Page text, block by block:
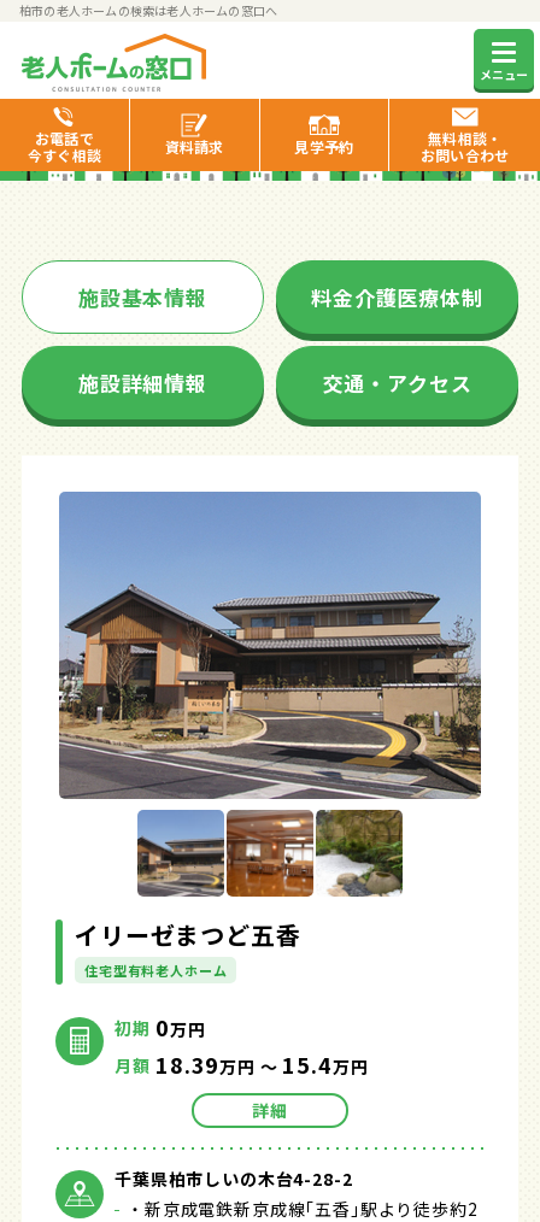
柏市の老人ホームの検索は老人ホームの窓口へ
メニュー
お電話で
今すぐ相談
資料請求 見学予約
無料相談・
お問い合わせ
イリーゼまつど五香
施設基本情報 料金介護医療体制
施設詳細情報 交通・アクセス
イリーゼまつど五香
住宅型有料老人ホーム
初期 0万円
月額 18.39万円 ～ 15.4万円
詳細
千葉県柏市しいの木台4-28-2
・新京成電鉄新京成線｢五香｣駅より徒歩約2